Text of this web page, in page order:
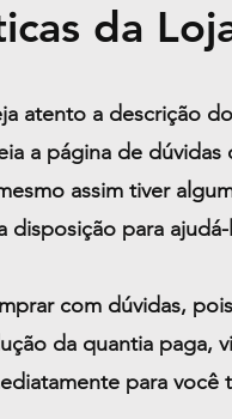
da
atento a descrição
a página de dúvidas
assim tiver
disposição para
com dúvidas,
da quantia paga,
para você